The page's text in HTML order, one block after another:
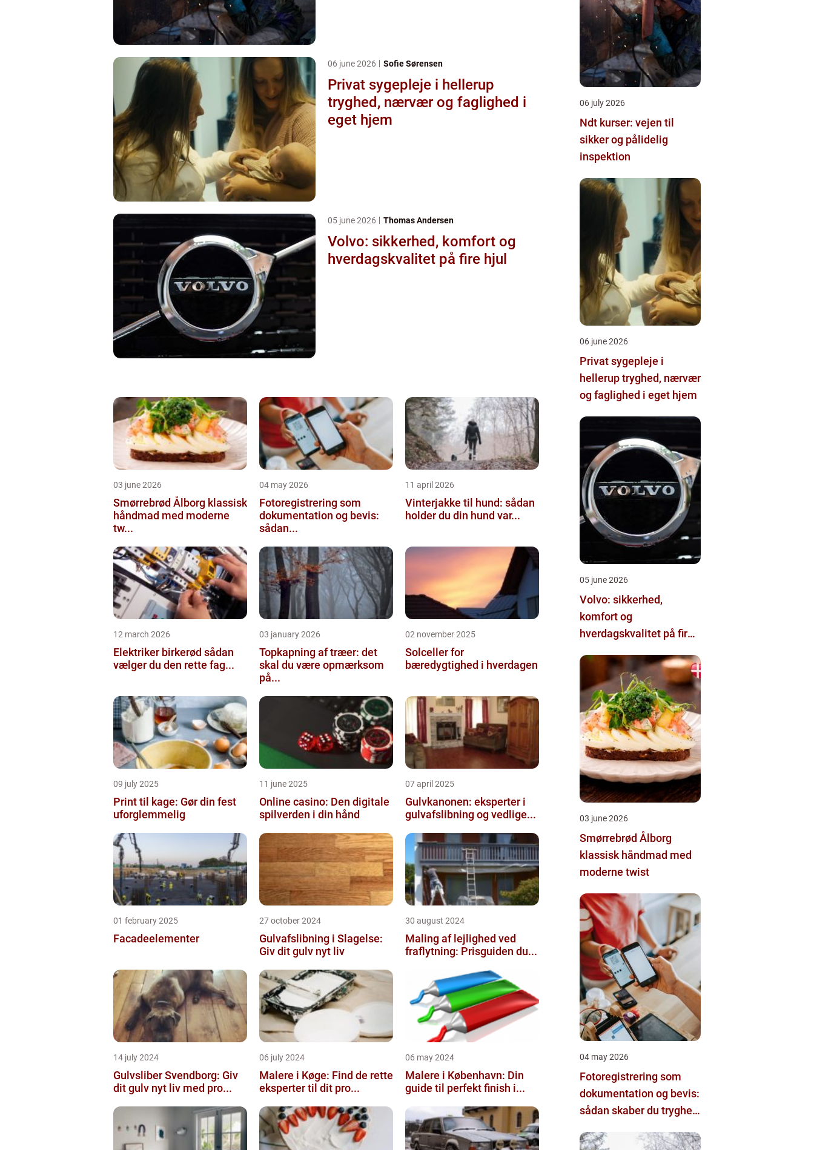
06 june 2026 Sofie Sørensen
Privat sygepleje i hellerup
tryghed, nærvær og faglighed i
eget hjem
05 june 2026 Thomas Andersen
Volvo: sikkerhed, komfort og
hverdagskvalitet på fire hjul
03 june 2026
Smørrebrød Ålborg klassisk
håndmad med moderne
tw...
04 may 2026
Fotoregistrering som
dokumentation og bevis:
sådan...
11 april 2026
Vinterjakke til hund: sådan
holder du din hund var...
12 march 2026
Elektriker birkerød sådan
vælger du den rette fag...
03 january 2026
Topkapning af træer: det
skal du være opmærksom
på...
02 november 2025
Solceller for
bæredygtighed i hverdagen
09 july 2025
Print til kage: Gør din fest
uforglemmelig
11 june 2025
Online casino: Den digitale
spilverden i din hånd
07 april 2025
Gulvkanonen: eksperter i
gulvafslibning og vedlige...
01 february 2025
Facadeelementer
27 october 2024
Gulvafslibning i Slagelse:
Giv dit gulv nyt liv
30 august 2024
Maling af lejlighed ved
fraflytning: Prisguiden du...
14 july 2024
Gulvsliber Svendborg: Giv
dit gulv nyt liv med pro...
06 july 2024
Malere i Køge: Find de rette
eksperter til dit pro...
06 may 2024
Malere i København: Din
guide til perfekt finish i...
06 july 2026
Ndt kurser: vejen til
sikker og pålidelig
inspektion
06 june 2026
Privat sygepleje i
hellerup tryghed, nærvær
og faglighed i eget hjem
05 june 2026
Volvo: sikkerhed,
komfort og
hverdagskvalitet på fire
03 june 2026
Smørrebrød Ålborg
klassisk håndmad med
moderne twist
04 may 2026
Fotoregistrering som
dokumentation og bevis:
sådan skaber du tryghed